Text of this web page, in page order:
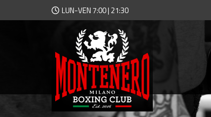
LUN-VEN 7:00 | 21:30